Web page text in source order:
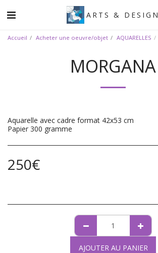
ARTS & DESIGN
Accueil Acheter une oeuvre/objet AQUARELLES
MORGANA
Aquarelle avec cadre format 42x53 cm
Papier 300 gramme
250€
AJOUTER AU PANIER